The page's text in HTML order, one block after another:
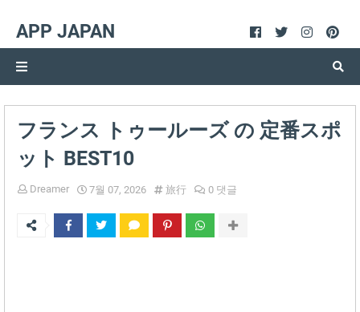
APP JAPAN
フランス トゥールーズ の 定番スポ
ット BEST10
Dreamer 7월 07, 2026 旅行 0 댓글